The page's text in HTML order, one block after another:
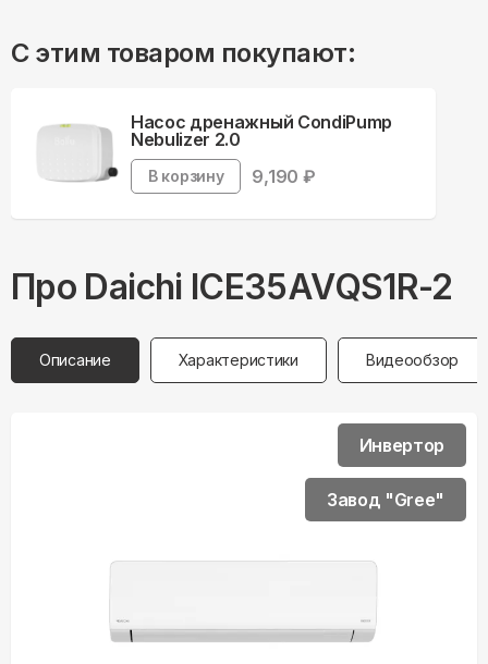
С этим товаром покупают:
Насос дренажный CondiPump
Nebulizer 2.0
В корзину 9,190 ₽
Про Daichi ICE35AVQS1R-2
Описание Характеристики Видеообзор
Инвертор
Завод "Gree"